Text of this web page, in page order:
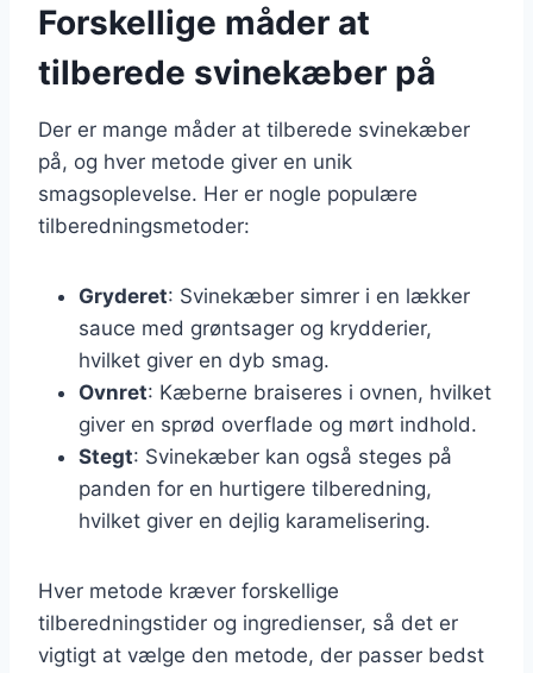
Forskellige måder at
tilberede svinekæber på
Der er mange måder at tilberede svinekæber
på, og hver metode giver en unik
smagsoplevelse. Her er nogle populære
tilberedningsmetoder:
Gryderet: Svinekæber simrer i en lækker
sauce med grøntsager og krydderier,
hvilket giver en dyb smag.
Ovnret: Kæberne braiseres i ovnen, hvilket
giver en sprød overflade og mørt indhold.
Stegt: Svinekæber kan også steges på
panden for en hurtigere tilberedning,
hvilket giver en dejlig karamelisering.
Hver metode kræver forskellige
tilberedningstider og ingredienser, så det er
vigtigt at vælge den metode, der passer bedst